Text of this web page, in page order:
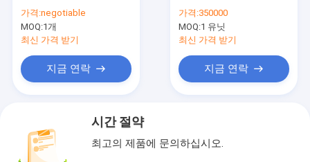
가격:negotiable
MOQ:1개
최신 가격 받기
지금 연락
가격:350000
MOQ:1 유닛
최신 가격 받기
지금 연락
시간 절약
최고의 제품에 문의하십시오.